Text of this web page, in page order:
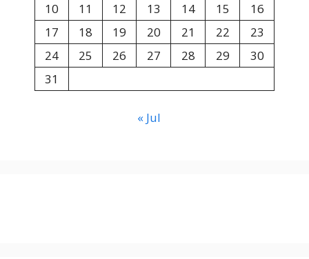
10
11 12 13 14 15
16
17
18 19 20 21 22
23
24
25 26 27 28 29
30
31
« Jul